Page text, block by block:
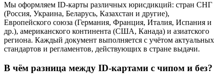
Мы оформляем ID-карты различных юрисдикций: стран СНГ
(Россия, Украина, Беларусь, Казахстан и другие),
Европейского союза (Германия, Франция, Италия, Испания и
др.), американского континента (США, Канада) и азиатского
региона. Каждый документ выполняется с учётом актуальных
стандартов и регламентов, действующих в стране выдачи.
В чём разница между ID-картами с чипом и без?